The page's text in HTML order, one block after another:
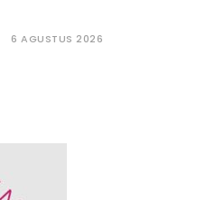
6 AGUSTUS 2026